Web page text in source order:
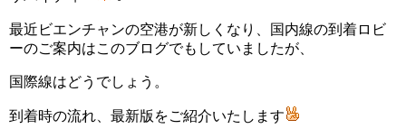
最近ビエンチャンの空港が新しくなり、国内線の到着ロビ
ーのご案内はこのブログでもしていましたが、
国際線はどうでしょう。
到着時の流れ、最新版をご紹介いたします